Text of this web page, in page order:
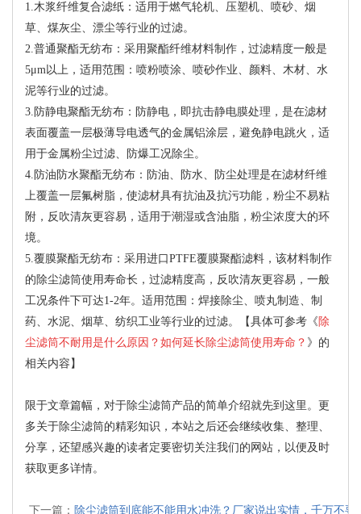
1.木浆纤维复合滤纸：适用于燃气轮机、压塑机、喷砂、烟
草、煤灰尘、漂尘等行业的过滤。
2.普通聚酯无纺布：采用聚酯纤维材料制作，过滤精度一般是
5μm以上，适用范围：喷粉喷涂、喷砂作业、颜料、木材、水
泥等行业的过滤。
3.防静电聚酯无纺布：防静电，即抗击静电膜处理，是在滤材
表面覆盖一层极薄导电透气的金属铝涂层，避免静电跳火，适
用于金属粉尘过滤、防爆工况除尘。
4.防油防水聚酯无纺布：防油、防水、防尘处理是在滤材纤维
上覆盖一层氟树脂，使滤材具有抗油及抗污功能，粉尘不易粘
附，反吹清灰更容易，适用于潮湿或含油脂，粉尘浓度大的环
境。
5.覆膜聚酯无纺布：采用进口PTFE覆膜聚酯滤料，该材料制作
的除尘滤筒使用寿命长，过滤精度高，反吹清灰更容易，一般
工况条件下可达1-2年。适用范围：焊接除尘、喷丸制造、制
药、水泥、烟草、纺织工业等行业的过滤。【具体可参考《 除
尘滤筒不耐用是什么原因？如何延长除尘滤筒使用寿命？ 》的
相关内容】
限于文章篇幅，对于除尘滤筒产品的简单介绍就先到这里。更
多关于除尘滤筒的精彩知识，本站之后还会继续收集、整理、
分享，还望感兴趣的读者定要密切关注我们的网站，以便及时
获取更多详情。
下一篇： 除尘滤筒到底能不能用水冲洗？厂家说出实情，千万不要